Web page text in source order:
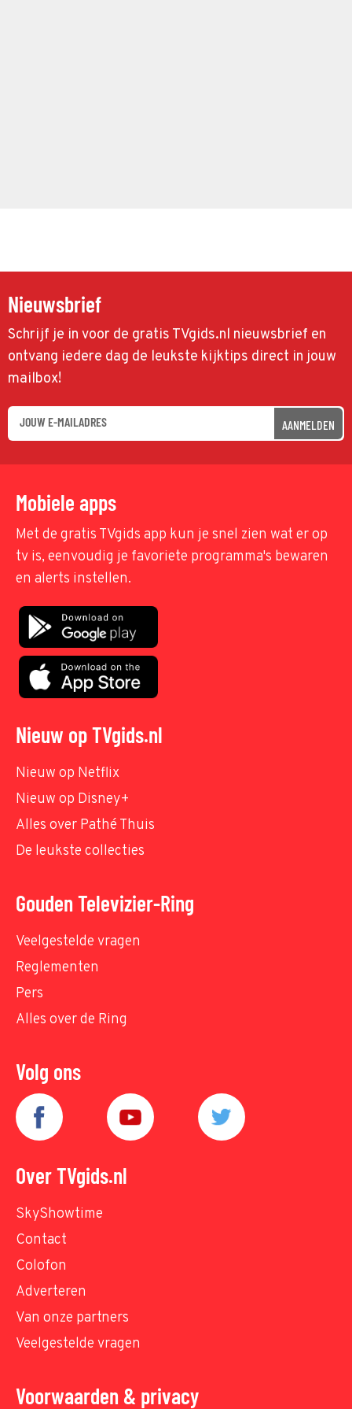
Nieuwsbrief
Schrijf je in voor de gratis TVgids.nl nieuwsbrief en
ontvang iedere dag de leukste kijktips direct in jouw
mailbox!
AANMELDEN
Mobiele apps
Met de gratis TVgids app kun je snel zien wat er op
tv is, eenvoudig je favoriete programma's bewaren
en alerts instellen.
Nieuw op TVgids.nl
Nieuw op Netflix
Nieuw op Disney+
Alles over Pathé Thuis
De leukste collecties
Gouden Televizier-Ring
Veelgestelde vragen
Reglementen
Pers
Alles over de Ring
Volg ons
Over TVgids.nl
SkyShowtime
Contact
Colofon
Adverteren
Van onze partners
Veelgestelde vragen
Voorwaarden & privacy